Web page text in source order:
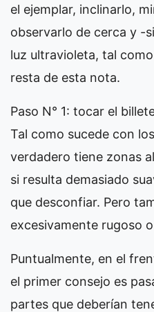
el ejemplar, inclinarlo,
observarlo de cerca y -
luz ultravioleta, tal
resta de esta nota.
Paso N° 1: tocar el
Tal como sucede con
verdadero tiene zonas
si resulta demasiado
que desconfiar. Pero
excesivamente rugoso
Puntualmente, en el
el primer consejo es
partes que deberían